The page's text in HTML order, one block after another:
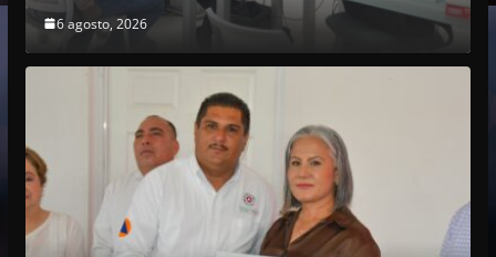
6 agosto, 2026